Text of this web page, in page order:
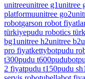
unitreeunitree g1unitree
platformuunitree go2
robotgarson robot
türkiyepudu robotics
bg1unitree h2unitree b2
pro fiyatkettybotpudu
t300pudu t600pudubot
2 fiyatpudu t150pudu